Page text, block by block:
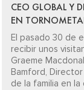
CEO GLOBAL Y
EN
El pasado 30 de
recibir unos
Graeme
Bamford,
de la familia en